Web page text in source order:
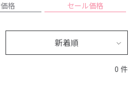
格 セール価格
新着順
0 件